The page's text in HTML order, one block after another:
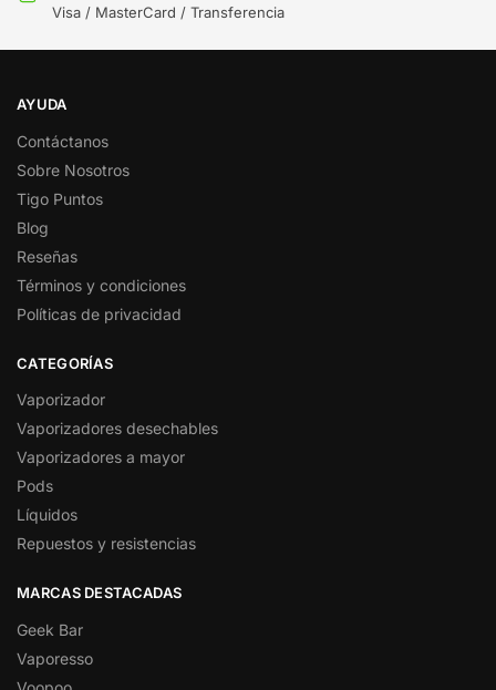
Visa / MasterCard / Transferencia
AYUDA
Contáctanos
Sobre Nosotros
Tigo Puntos
Blog
Reseñas
Términos y condiciones
Políticas de privacidad
CATEGORÍAS
Vaporizador
Vaporizadores desechables
Vaporizadores a mayor
Pods
Líquidos
Repuestos y resistencias
MARCAS DESTACADAS
Geek Bar
Vaporesso